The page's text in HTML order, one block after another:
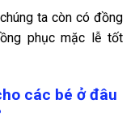
ta còn có đồng
phục mặc lễ tốt
các bé ở đâu